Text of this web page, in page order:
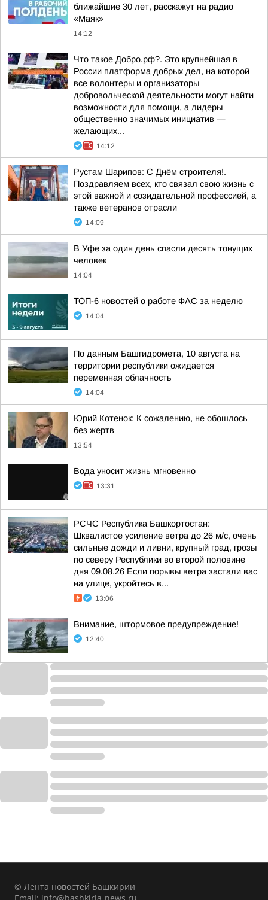
ближайшие 30 лет, расскажут на радио
«Маяк»
14:12
Что такое Добро.рф?. Это крупнейшая в
России платформа добрых дел, на которой
все волонтеры и организаторы
добровольческой деятельности могут найти
возможности для помощи, а лидеры
общественно значимых инициатив —
желающих...
14:12
Рустам Шарипов: С Днём строителя!.
Поздравляем всех, кто связал свою жизнь с
этой важной и созидательной профессией, а
также ветеранов отрасли
14:09
В Уфе за один день спасли десять тонущих
человек
14:04
ТОП-6 новостей о работе ФАС за неделю
14:04
По данным Башгидромета, 10 августа на
территории республики ожидается
переменная облачность
14:04
Юрий Котенок: К сожалению, не обошлось
без жертв
13:54
Вода уносит жизнь мгновенно
13:31
РСЧС Республика Башкортостан:
Шквалистое усиление ветра до 26 м/с, очень
сильные дожди и ливни, крупный град, грозы
по северу Республики во второй половине
дня 09.08.26 Если порывы ветра застали вас
на улице, укройтесь в...
13:06
Внимание, штормовое предупреждение!
12:40
© Лента новостей Башкирии